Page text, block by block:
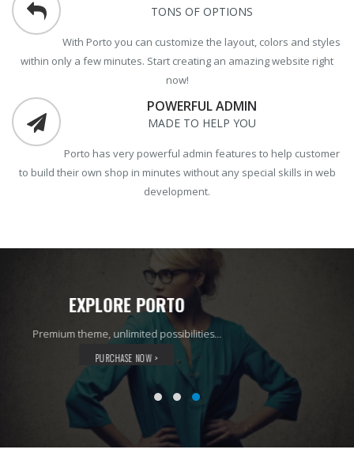
TONS OF OPTIONS
With Porto you can customize the layout, colors and styles
within only a few minutes. Start creating an amazing website right
now!
POWERFUL ADMIN
MADE TO HELP YOU
Porto has very powerful admin features to help customer
to build their own shop in minutes without any special skills in web
development.
EXPLORE PORTO
Premium theme, unlimited possibilities...
PURCHASE NOW >